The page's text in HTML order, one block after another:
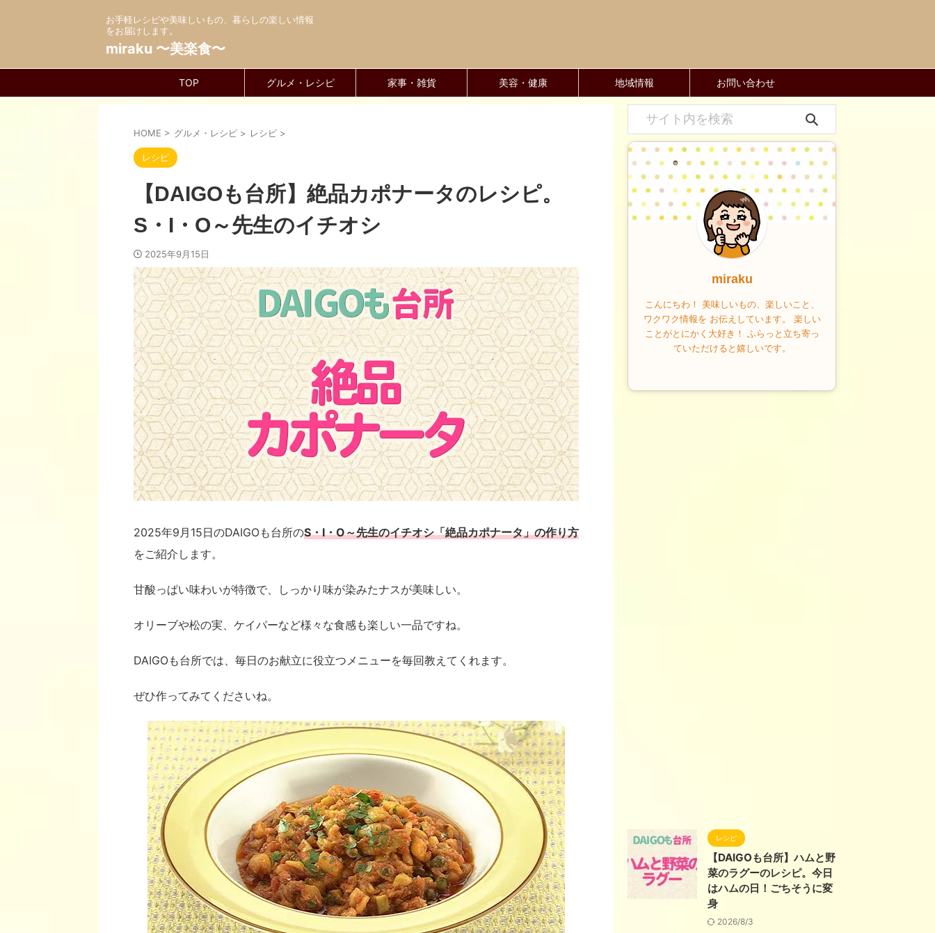
お手軽レシピや美味しいもの、暮らしの楽しい情報
をお届けします。
miraku 〜美楽食〜
TOP グルメ・レシピ 家事・雑貨 美容・健康 地域情報 お問い合わせ
HOME > グルメ・レシピ > レシピ >
レシピ
【DAIGOも台所】絶品カポナータのレシピ。
S・I・O～先生のイチオシ
2025年9月15日
2025年9月15日のDAIGOも台所のS・I・O～先生のイチオシ「絶品カポナータ」の作り方
をご紹介します。
甘酸っぱい味わいが特徴で、しっかり味が染みたナスが美味しい。
オリーブや松の実、ケイパーなど様々な食感も楽しい一品ですね。
DAIGOも台所では、毎日のお献立に役立つメニューを毎回教えてくれます。
ぜひ作ってみてくださいね。
miraku
こんにちわ！ 美味しいもの、楽しいこと、
ワクワク情報を お伝えしています。 楽しい
ことがとにかく大好き！ ふらっと立ち寄っ
ていただけると嬉しいです。
レシピ
【DAIGOも台所】ハムと野
菜のラグーのレシピ。今日
はハムの日！ごちそうに変
身
2026/8/3